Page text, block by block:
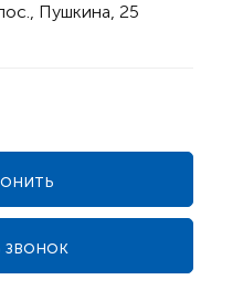
Пушкина, 25
звонок